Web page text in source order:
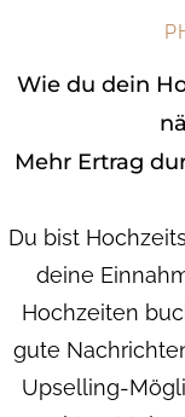
Wie du dein
Mehr Ertrag
Du bist
deine
Hochzeiten
gute
Upselling-